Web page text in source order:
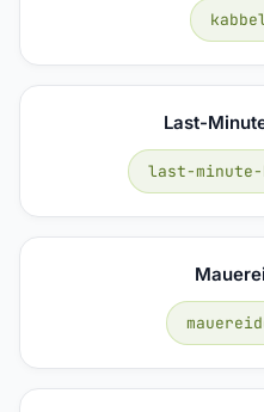
Last-
last-minute-